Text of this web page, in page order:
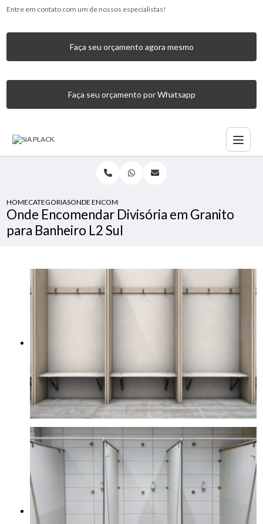
Entre em contato com um de nossos especialistas!
Faça seu orçamento agora mesmo
Faça seu orçamento por Whatsapp
HOMECATEGORIASONDE ENCOMENDAR DIVISÓRIA EM GRANITO PARA
Onde Encomendar Divisória em Granito
para Banheiro L2 Sul